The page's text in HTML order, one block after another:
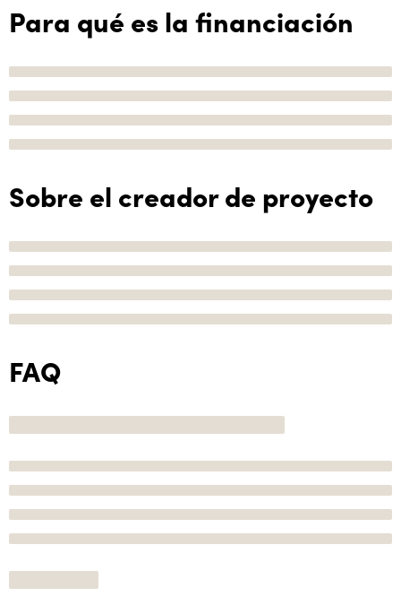
Para qué es la financiación
Sobre el creador de proyecto
FAQ